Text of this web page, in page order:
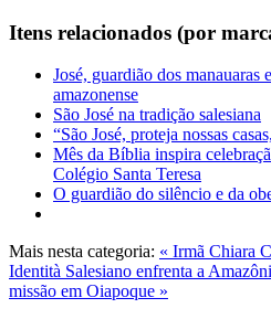
Itens relacionados (por
José, guardião dos
amazonense
São José na tradição salesiana
“São José, proteja nossas
Mês da Bíblia inspira
Colégio Santa Teresa
O guardião do silêncio e da
Mais nesta categoria: « Irmã Chiara
Identità Salesiano enfrenta a
missão em Oiapoque »